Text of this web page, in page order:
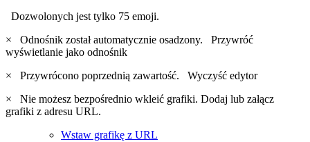
Dozwolonych jest tylko 75 emoji.
×
Odnośnik został automatycznie osadzony. Przywróć
wyświetlanie jako odnośnik
×
Przywrócono poprzednią zawartość. Wyczyść edytor
×
Nie możesz bezpośrednio wkleić grafiki. Dodaj lub załącz
grafiki z adresu URL.
Wstaw grafikę z URL